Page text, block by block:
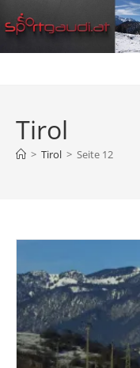
Zum
Inhalt
Tirol
> Tirol > Seite 12